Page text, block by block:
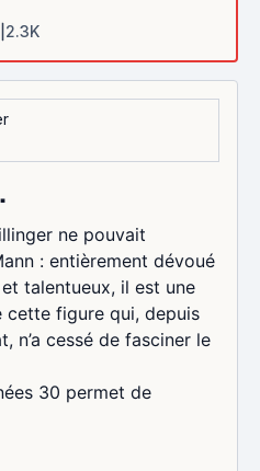
2.3K
ne pouvait
: entièrement dévoué
talentueux, il est une
cette figure qui, depuis
n’a cessé de fasciner le
30 permet de